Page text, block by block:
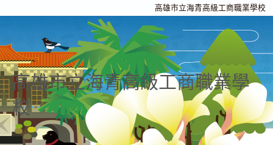
高雄市立海青高級工商職業學校
高雄市立海青高級工商職業學
校